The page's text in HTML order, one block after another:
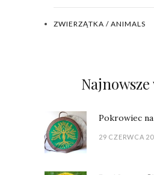
ZWIERZĄTKA / ANIMALS
Pokrowiec
29 CZERWCA